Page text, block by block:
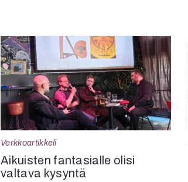
Verkkoartikkeli
Aikuisten fantasialle olisi
valtava kysyntä